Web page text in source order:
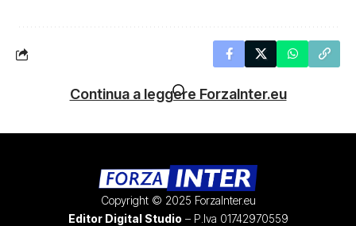
Continua a leggere ForzaInter.eu
Copyright © 2025 ForzaInter.eu
Editor Digital Studio – P.Iva 01742970559